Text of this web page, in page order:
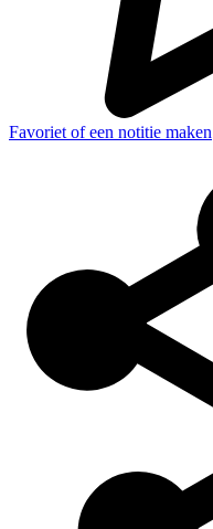
Favoriet of een notitie maken